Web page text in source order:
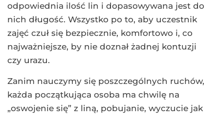
odpowiednia ilość lin i dopasowywana jest do
nich długość. Wszystko po to, aby uczestnik
zajęć czuł się bezpiecznie, komfortowo i, co
najważniejsze, by nie doznał żadnej kontuzji
czy urazu.
Zanim nauczymy się poszczególnych ruchów,
każda początkująca osoba ma chwilę na
„oswojenie się” z liną, pobujanie, wyczucie jak